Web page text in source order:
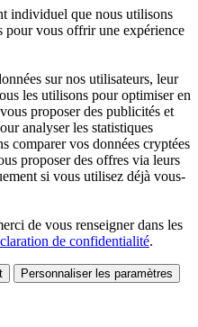
individuel que nous utilisons
pour vous offrir une expérience
sur nos utilisateurs, leur
les utilisons pour optimiser en
proposer des publicités et
analyser les statistiques
comparer vos données cryptées
proposer des offres via leurs
si vous utilisez déjà vous-
de vous renseigner dans les
de confidentialité.
Personnaliser les paramètres